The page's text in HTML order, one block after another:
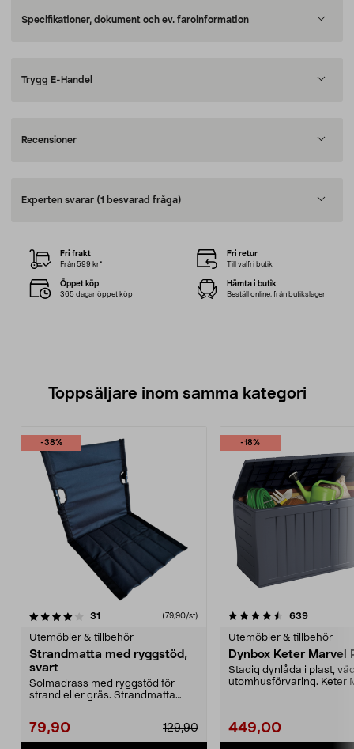
Specifikationer, dokument och ev. faroinformation
Trygg E-Handel
Recensioner
Experten svarar (1 besvarad fråga)
Fri frakt
Från 599 kr*
Fri retur
Till valfri butik
Öppet köp
365 dagar öppet köp
Hämta i butik
Beställ online, från butikslager
Toppsäljare inom samma kategori
-38%
31 (79,90/st)
Utemöbler & tillbehör
Strandmatta med ryggstöd,
svart
Solmadrass med ryggstöd för
strand eller gräs. Strandmatta
79,90 129,90
-18%
4.5 av 5 stjärnor 639
Utemöbler & tillbehör
Dynbox Keter Marvel
Stadig dynlåda i plast,
utomhusförvaring. Keter
449,00
4.5 av 5 stjärnor